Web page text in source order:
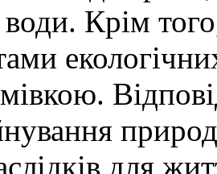
Крім
для